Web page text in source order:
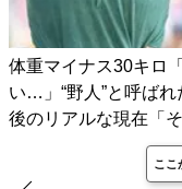
体重マイナス30キロ
い…」“野人”と呼ば
後のリアルな現在「
ここ